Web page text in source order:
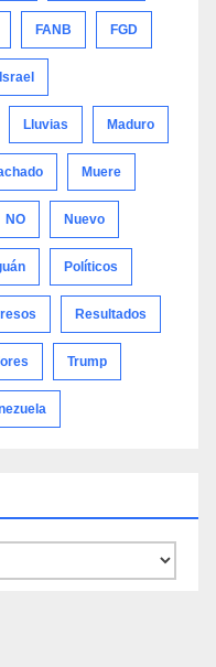
FANB FGD
Israel
Lluvias Maduro
Muere
NO Nuevo
Políticos
Resultados
Trump